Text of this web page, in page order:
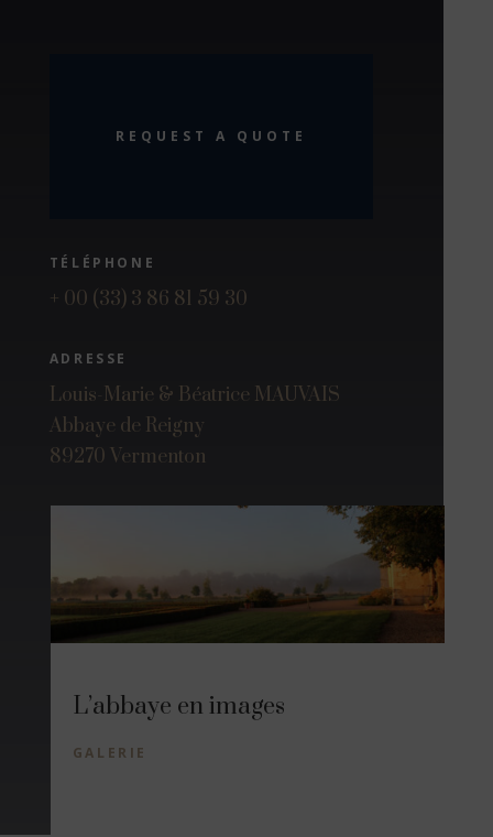
REQUEST A QUOTE
TÉLÉPHONE
+ 00 (33) 3 86 81 59 30
ADRESSE
Louis-Marie & Béatrice MAUVAIS
Abbaye de Reigny
89270 Vermenton
L’abbaye en images
GALERIE